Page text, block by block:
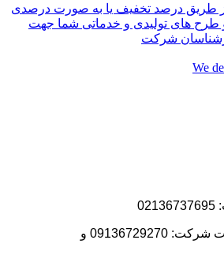
طریق درصد تخفیف یا به صورت درصدی
و طرح های تولیدی و خدماتی شما جهت
شرکت
We
شماره های همراه مدیریت شرکت: 09136729270 و